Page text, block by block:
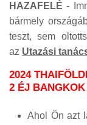
HAZAFELÉ -
bármely
teszt, sem
az Utazási
2024
2 ÉJ
Ahol Ön azt